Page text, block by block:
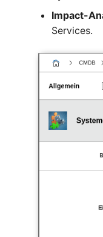
Impact-
Services.